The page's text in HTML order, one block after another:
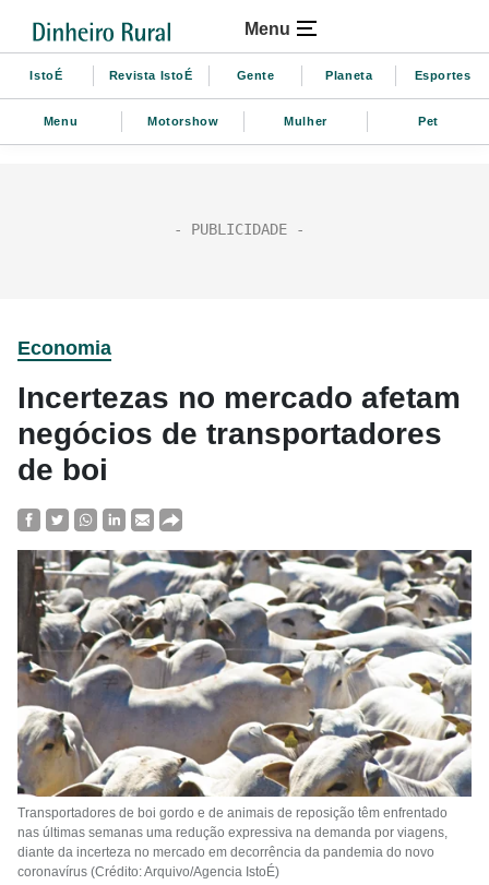
Menu
IstoÉ Revista IstoÉ Gente Planeta Esportes
Menu Motorshow Mulher Pet
Economia
Incertezas no mercado afetam
negócios de transportadores
de boi
Transportadores de boi gordo e de animais de reposição têm enfrentado
nas últimas semanas uma redução expressiva na demanda por viagens,
diante da incerteza no mercado em decorrência da pandemia do novo
coronavírus (Crédito: Arquivo/Agencia IstoÉ)